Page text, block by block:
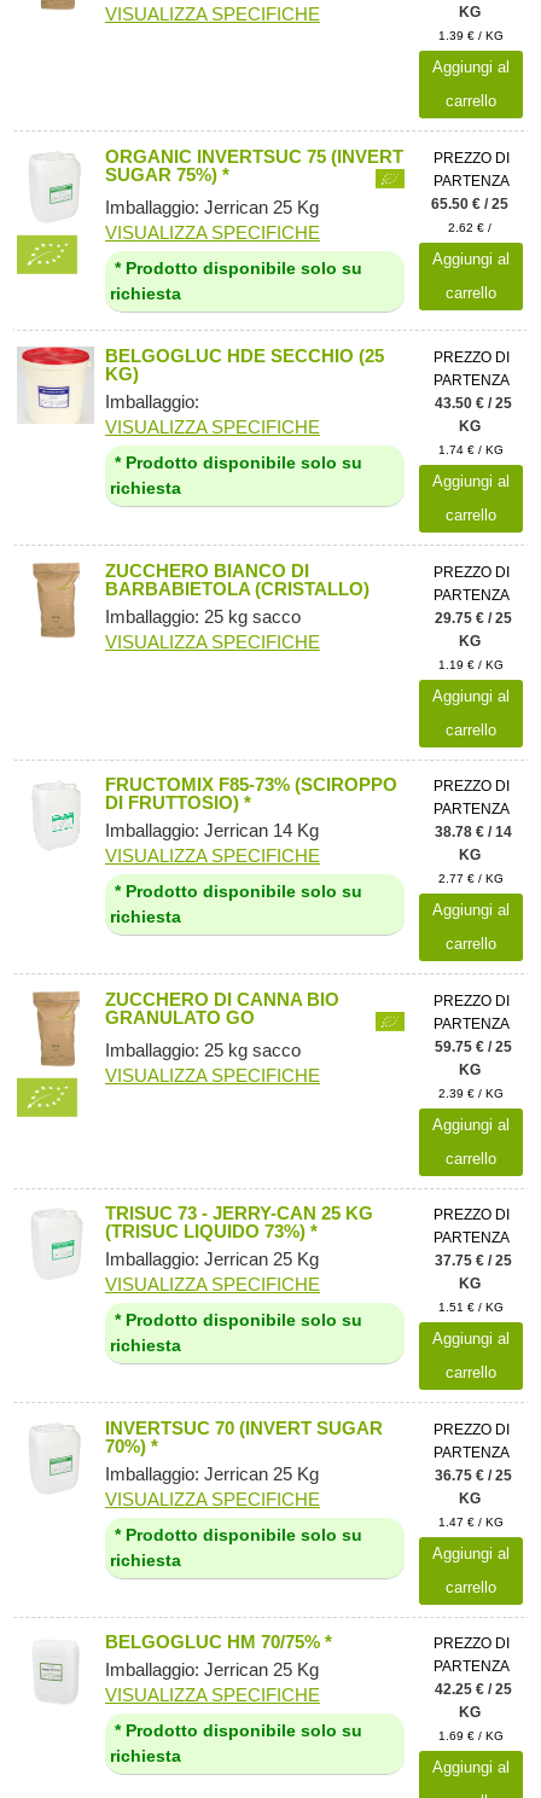
VISUALIZZA SPECIFICHE
KG
1.39 € / KG
Aggiungi al
carrello
ORGANIC INVERTSUC 75 (INVERT
SUGAR 75%) *
Imballaggio: Jerrican 25 Kg
VISUALIZZA SPECIFICHE
* Prodotto disponibile solo su
richiesta
PREZZO DI
PARTENZA
65.50 € / 25
2.62 € /
Aggiungi al
carrello
BELGOGLUC HDE SECCHIO (25
KG)
Imballaggio:
VISUALIZZA SPECIFICHE
* Prodotto disponibile solo su
richiesta
PREZZO DI
PARTENZA
43.50 € / 25
KG
1.74 € / KG
Aggiungi al
carrello
ZUCCHERO BIANCO DI
BARBABIETOLA (CRISTALLO)
Imballaggio: 25 kg sacco
VISUALIZZA SPECIFICHE
PREZZO DI
PARTENZA
29.75 € / 25
KG
1.19 € / KG
Aggiungi al
carrello
FRUCTOMIX F85-73% (SCIROPPO
DI FRUTTOSIO) *
Imballaggio: Jerrican 14 Kg
VISUALIZZA SPECIFICHE
* Prodotto disponibile solo su
richiesta
PREZZO DI
PARTENZA
38.78 € / 14
KG
2.77 € / KG
Aggiungi al
carrello
ZUCCHERO DI CANNA BIO
GRANULATO GO
Imballaggio: 25 kg sacco
VISUALIZZA SPECIFICHE
PREZZO DI
PARTENZA
59.75 € / 25
KG
2.39 € / KG
Aggiungi al
carrello
TRISUC 73 - JERRY-CAN 25 KG
(TRISUC LIQUIDO 73%) *
Imballaggio: Jerrican 25 Kg
VISUALIZZA SPECIFICHE
* Prodotto disponibile solo su
richiesta
PREZZO DI
PARTENZA
37.75 € / 25
KG
1.51 € / KG
Aggiungi al
carrello
INVERTSUC 70 (INVERT SUGAR
70%) *
Imballaggio: Jerrican 25 Kg
VISUALIZZA SPECIFICHE
* Prodotto disponibile solo su
richiesta
PREZZO DI
PARTENZA
36.75 € / 25
KG
1.47 € / KG
Aggiungi al
carrello
BELGOGLUC HM 70/75% *
Imballaggio: Jerrican 25 Kg
VISUALIZZA SPECIFICHE
* Prodotto disponibile solo su
richiesta
PREZZO DI
PARTENZA
42.25 € / 25
KG
1.69 € / KG
Aggiungi al